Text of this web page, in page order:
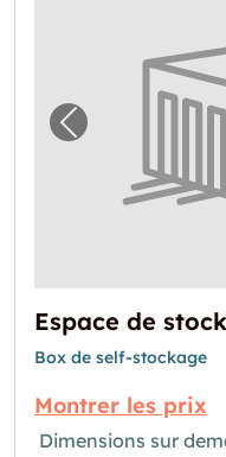
Image
Box de self-stockage
Montrer les prix
Dimensions sur